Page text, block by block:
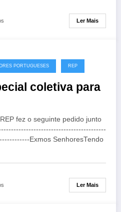
Ler Mais
PORTUGUESES REP
coletiva para
fez o seguinte pedido junto
Exmos SenhoresTendo
Ler Mais